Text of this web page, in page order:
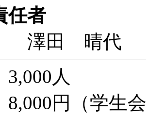
任者
晴
3,000人
8,000円（学生